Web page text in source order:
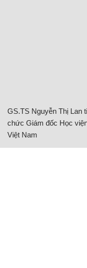
GS.TS Nguyễn Thị Lan
chức Giám đốc Học
Việt Nam